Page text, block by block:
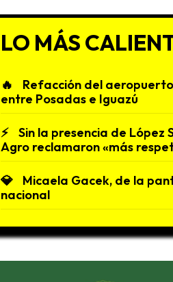
LO MÁS
Refacción del
entre Posadas e Iguazú
Sin la presencia de
Agro reclamaron «más
Micaela Gacek, de la
nacional